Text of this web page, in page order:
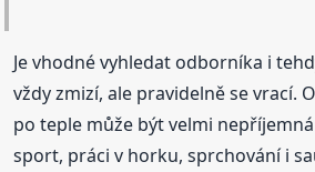
Je vhodné vyhledat odborníka i
vždy zmizí, ale pravidelně se vrací.
po teple může být velmi
sport, práci v horku, sprchování i